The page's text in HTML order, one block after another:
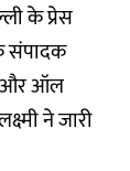
के प्रेस
संपादक
और ऑल
ने जारी